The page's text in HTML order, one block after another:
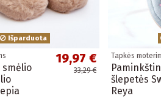
Išparduota
smėlio
19,97 €
33,29 €
Tapkės
šlepetės
Reya